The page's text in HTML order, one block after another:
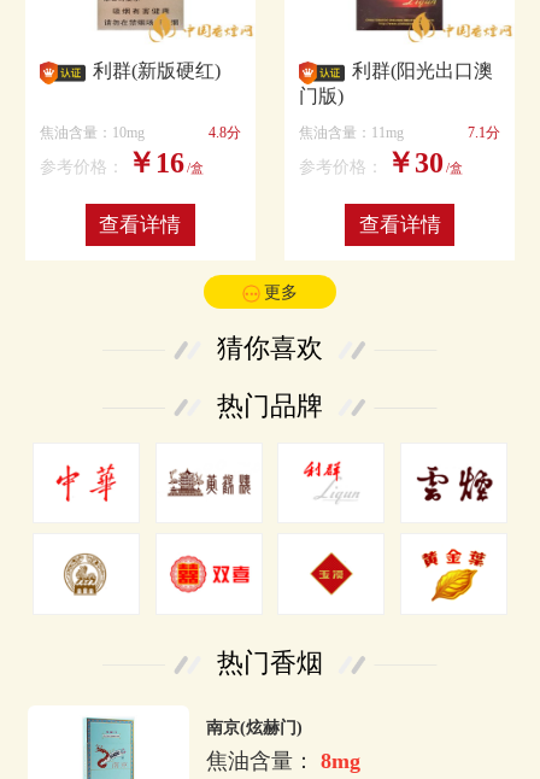
利群(新版硬红)
焦油含量：10mg 4.8分
参考价格： ￥16/盒
查看详情
利群(阳光出口澳
门版)
焦油含量：11mg 7.1分
参考价格： ￥30 /盒
查看详情
更多
猜你喜欢
热门品牌
热门香烟
南京(炫赫门)
焦油含量：8mg